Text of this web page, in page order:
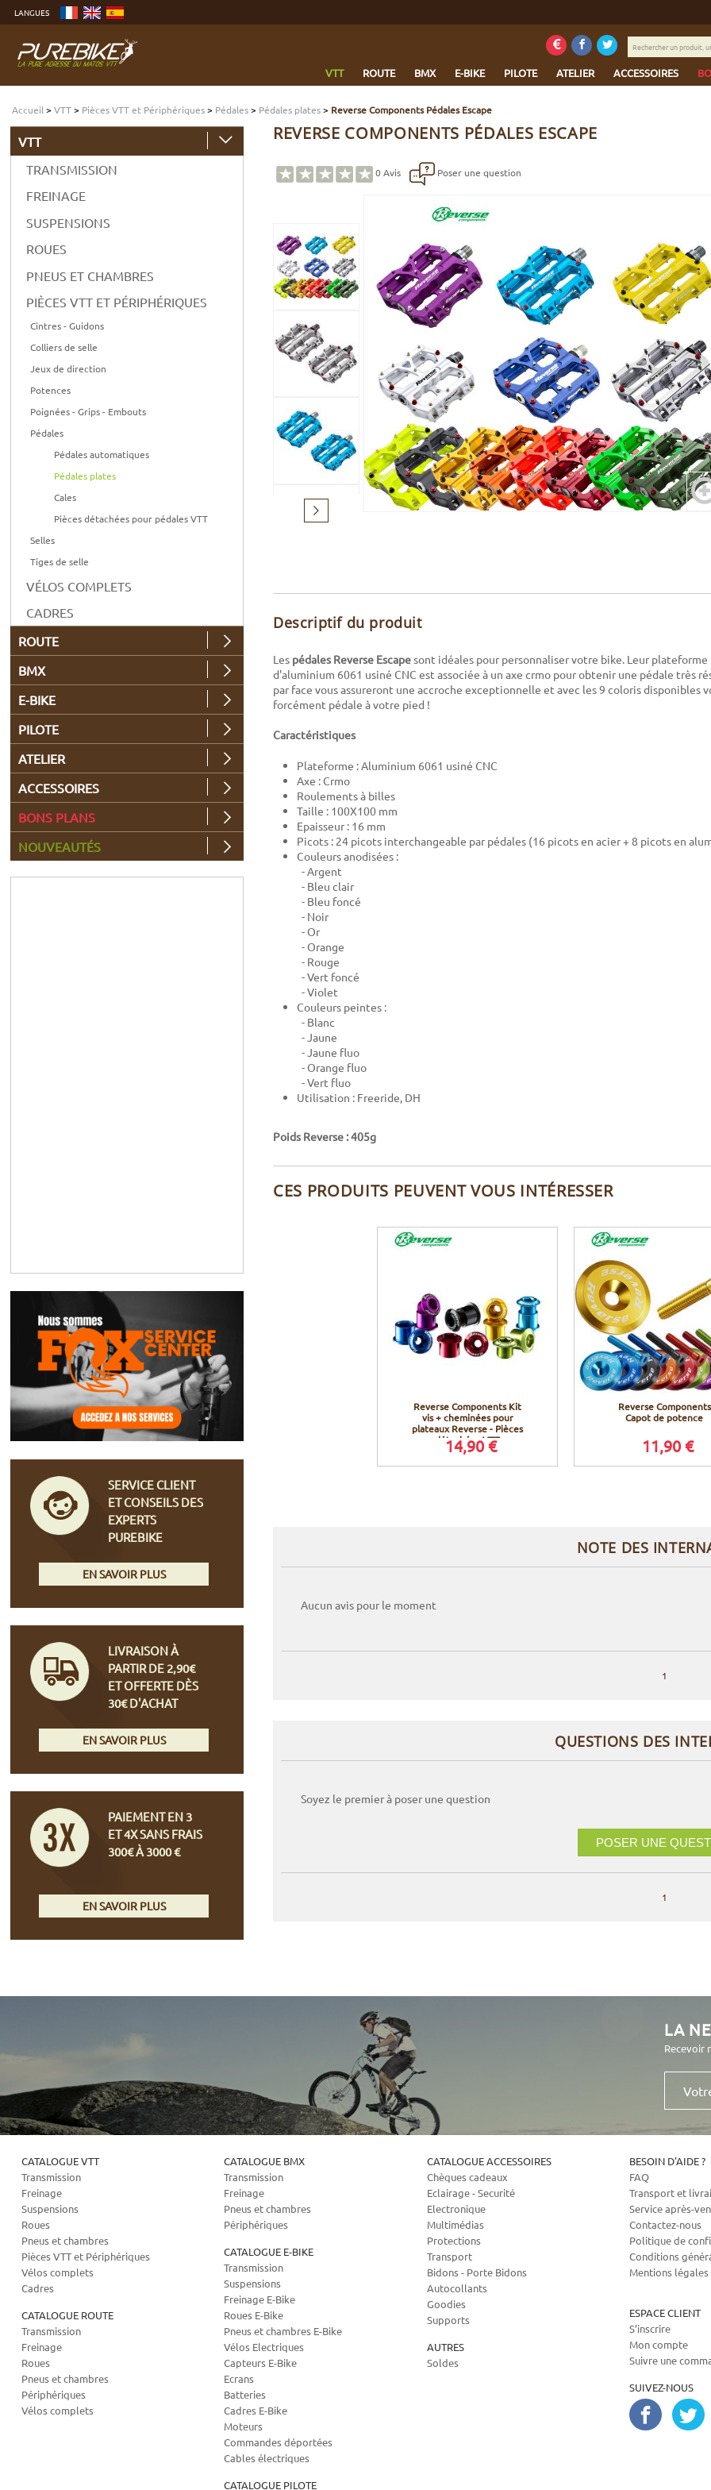
contenu
menu
Aller
LANGUES
VTT ROUTE BMX E-BIKE PILOTE ATELIER ACCESSOIRES
Rechercher
un
une
marque...
Accueil >VTT> Pièces VTT et Périphériques> Pédales> Pédales plates> Reverse Components Pédales Escape
REVERSE COMPONENTS PÉDALES ESCAPE
0 Avis Poser une question
Suivant
Descriptif du produit
Les pédales Reverse Escapesont idéales pour personnaliser votre bike. Leur
d'aluminium 6061 usiné CNC est associée à un axe crmo pour obtenir une pédale très
par face vous assureront une accroche exceptionnelle et avec les 9 coloris disponibles
forcément pédale à votre pied !
Caractéristiques
Plateforme : Aluminium 6061 usiné CNC
Axe : Crmo
Roulements à billes
Taille : 100X100 mm
Epaisseur : 16 mm
Picots : 24 picots interchangeable par pédales (16 picots en acier + 8 picots en
Couleurs anodisées :
- Argent
- Bleu clair
- Bleu foncé
- Noir
- Or
- Orange
- Rouge
- Vert foncé
- Violet
Couleurs peintes :
- Blanc
- Jaune
- Jaune fluo
- Orange fluo
- Vert fluo
Utilisation : Freeride, DH
Poids Reverse : 405g
CES PRODUITS PEUVENT VOUS INTÉRESSER
Reverse Components Kit
vis + cheminées pour
plateaux Reverse - Pièces
détachées VTT
14,90 €
Reverse Components
Capot de potence
11,90 €
NOTE DES
Aucun avis pour le moment
1
QUESTIONS DES
Soyez le premier à poser une question
POSER UNE
1
VTT
TRANSMISSION
FREINAGE
SUSPENSIONS
ROUES
PNEUS ET CHAMBRES
PIÈCES VTT ET PÉRIPHÉRIQUES
Cintres - Guidons
Colliers de selle
Jeux de direction
Potences
Poignées - Grips - Embouts
Pédales
Pédales automatiques
Pédales plates
Cales
Pièces détachées pour pédales VTT
Selles
Tiges de selle
VÉLOS COMPLETS
CADRES
ROUTE
BMX
E-BIKE
PILOTE
ATELIER
ACCESSOIRES
BONS PLANS
NOUVEAUTÉS
SERVICE CLIENT
ET CONSEILS DES
EXPERTS
PUREBIKE
EN SAVOIR PLUS
LIVRAISON À
PARTIR DE 2,90€
ET OFFERTE DÈS
30€ D'ACHAT
EN SAVOIR PLUS
PAIEMENT EN 3
ET 4X SANS FRAIS
300€ À 3000 €
EN SAVOIR PLUS
LA
Recevoir
Votre
mail
CATALOGUE VTT
Transmission
Freinage
Suspensions
Roues
Pneus et chambres
Pièces VTT et Périphériques
Vélos complets
Cadres
CATALOGUE ROUTE
Transmission
Freinage
Roues
Pneus et chambres
Périphériques
Vélos complets
CATALOGUE BMX
Transmission
Freinage
Pneus et chambres
Périphériques
CATALOGUE E-BIKE
Transmission
Suspensions
Freinage E-Bike
Roues E-Bike
Pneus et chambres E-Bike
Vélos Electriques
Capteurs E-Bike
Ecrans
Batteries
Cadres E-Bike
Moteurs
Commandes déportées
Cables électriques
CATALOGUE PILOTE
CATALOGUE ACCESSOIRES
Chèques cadeaux
Eclairage - Securité
Electronique
Multimédias
Protections
Transport
Bidons - Porte Bidons
Autocollants
Goodies
Supports
AUTRES
Soldes
BESOIN D'AIDE ?
FAQ
Transport et
Service après-
Contactez-nous
Politique de
Conditions
Mentions légales
ESPACE CLIENT
S’inscrire
Mon compte
Suivre une
SUIVEZ-NOUS